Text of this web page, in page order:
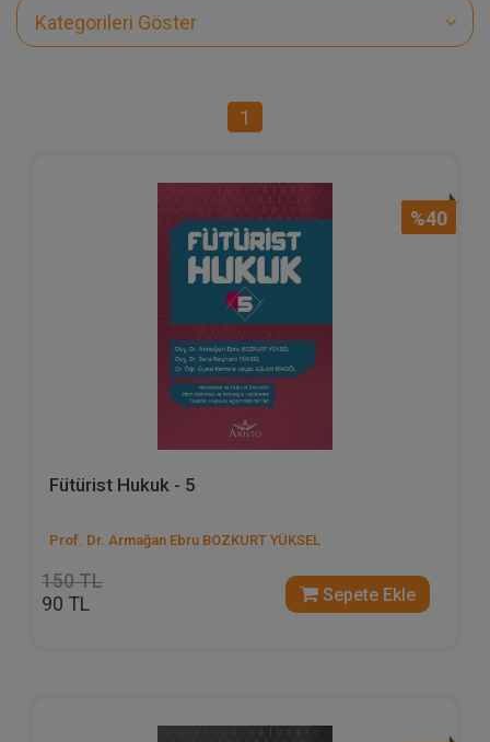
Kategorileri Göster
1
%40
Fütürist Hukuk - 5
Prof. Dr. Armağan Ebru BOZKURT YÜKSEL
150 TL
90 TL Sepete Ekle